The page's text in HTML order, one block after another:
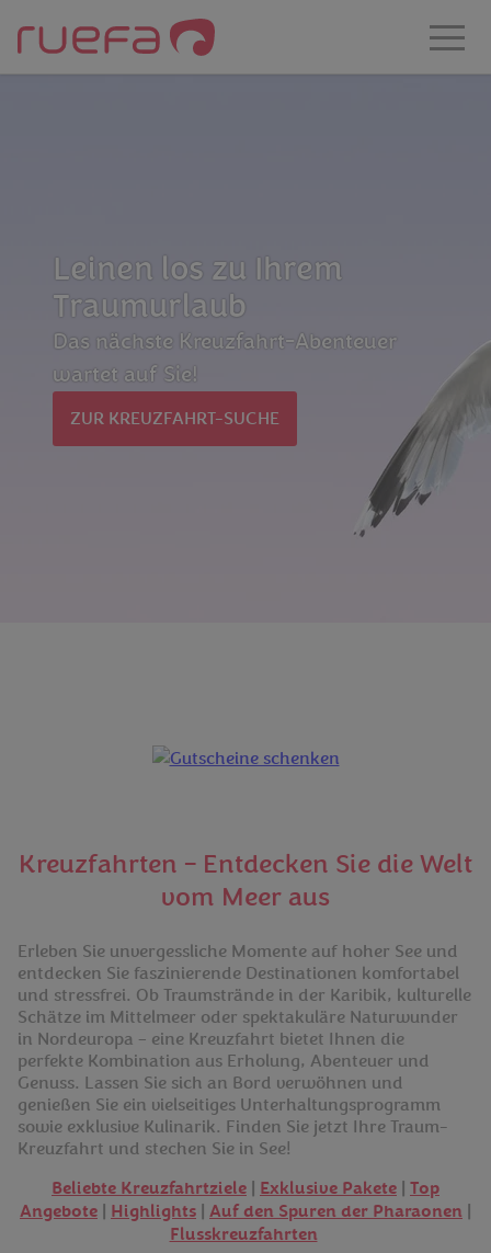
Zum Hauptinhalt springen
Leinen los zu Ihrem
Traumurlaub
Das nächste Kreuzfahrt-Abenteuer
wartet auf Sie!
ZUR KREUZFAHRT-SUCHE
Kreuzfahrten – Entdecken Sie die Welt
vom Meer aus
Erleben Sie unvergessliche Momente auf hoher See und
entdecken Sie faszinierende Destinationen komfortabel
und stressfrei. Ob Traumstrände in der Karibik, kulturelle
Schätze im Mittelmeer oder spektakuläre Naturwunder
in Nordeuropa – eine Kreuzfahrt bietet Ihnen die
perfekte Kombination aus Erholung, Abenteuer und
Genuss. Lassen Sie sich an Bord verwöhnen und
genießen Sie ein vielseitiges Unterhaltungsprogramm
sowie exklusive Kulinarik. Finden Sie jetzt Ihre Traum-
Kreuzfahrt und stechen Sie in See!
Beliebte Kreuzfahrtziele Exklusive Pakete Top
Angebote
Highlights Auf den Spuren der Pharaonen
Flusskreuzfahrten